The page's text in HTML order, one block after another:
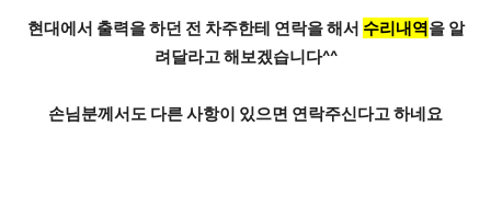
현대에서 출력을 하던 전 차주한테 연락을 해서 수리내역을 알
려달라고 해보겠습니다^^
손님분께서도 다른 사항이 있으면 연락주신다고 하네요